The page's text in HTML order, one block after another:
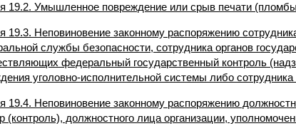
19.2. Умышленное повреждение или срыв печати
19.3. Неповиновение законному распоряжению
службы безопасности, сотрудника органов
федеральный государственный контроль
уголовно-исполнительной системы либо
19.4. Неповиновение законному распоряжению
(контроль), должностного лица организации,